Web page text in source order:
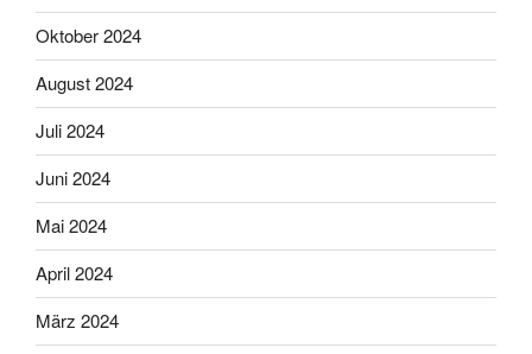
Oktober 2024
August 2024
Juli 2024
Juni 2024
Mai 2024
April 2024
März 2024